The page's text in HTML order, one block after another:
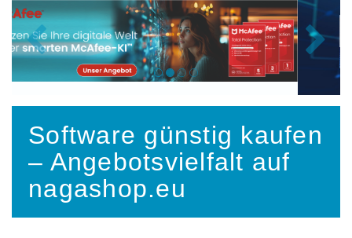
Bitdefender
Sicherheit
Software günstig kaufen
– Angebotsvielfalt auf
nagashop.eu